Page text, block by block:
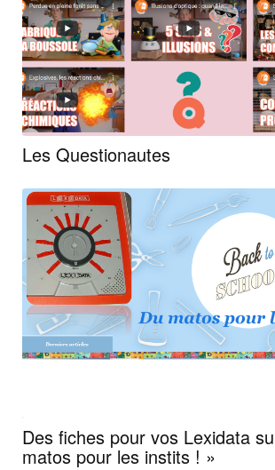
Les Questionautes
Des fiches pour vos Lexidata
matos pour les instits ! »